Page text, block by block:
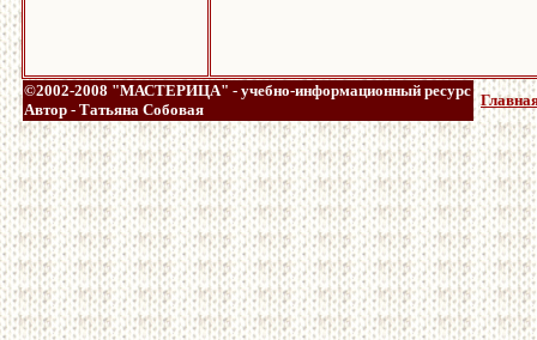
©2002-2008 "МАСТЕРИЦА" - учебно-информационный ресурс
Автор - Татьяна Собовая